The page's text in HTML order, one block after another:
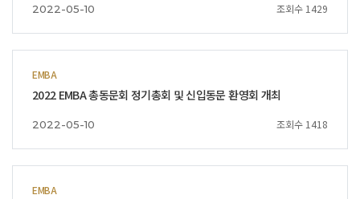
2022-05-10 조회수 1429
EMBA
2022 EMBA 총동문회 정기총회 및 신입동문 환영회 개최
2022-05-10 조회수 1418
EMBA